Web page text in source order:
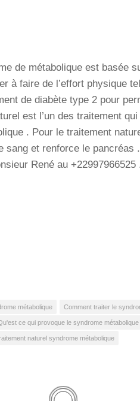
de métabolique est basée
à faire de l’effort physique
de diabète type 2 pour
est l’un des traitement
. Pour le traitement
sang et renforce le pancréas
René au +22997966525
métabolique Comment traiter le
ce qui provoque le syndrome métabolique
naturel syndrome métabolique